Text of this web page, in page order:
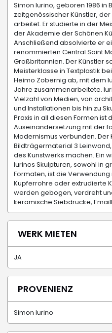
Simon Iurino, geboren 1986 in
zeitgenössischer Künstler,
arbeitet. Er studierte in der
der Akademie der Schönen
Anschließend absolvierte er
renommierten Central Saint
Großbritannien. Der Künstler
Meisterklasse in Textplastik
Heimo Zobernig ab, mit dem
Jahre zusammenarbeitete.
Vielzahl von Medien, von
und Installationen bis hin zu
Praxis in all diesen Formen ist
Auseinandersetzung mit der
Modernismus verbunden.
Bildträgermaterial 3
des Kunstwerks machen. Ein
Iurinos Skulpturen, sowohl in
Formaten, ist die
Kupferrohre oder extrudierte
werden gebogen, verdreht
keramische Siebdrucke,
WERK MIETEN
JA
PROVENIENZ
Simon Iurino